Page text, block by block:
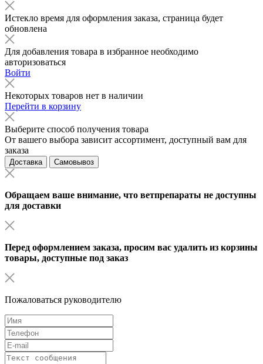
Истекло время для оформления заказа, страница будет
обновлена
Для добавления товара в избранное необходимо
авторизоваться
Войти
Некоторых товаров нет в наличии
Перейти в корзину
Выберите способ получения товара
От вашего выбора зависит ассортимент, доступный вам для
заказа
Доставка Самовывоз
Обращаем ваше внимание, что ветпрепараты не доступны
для доставки
Перед оформлением заказа, просим вас удалить из корзины
товары, доступные под заказ
Пожаловаться руководителю